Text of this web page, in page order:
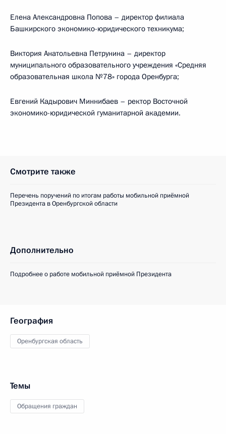
Елена Александровна Попова – директор филиала
Башкирского экономико-юридического техникума;
Виктория Анатольевна Петрунина – директор
муниципального образовательного учреждения «Средняя
образовательная школа №78» города Оренбурга;
Евгений Кадырович Миннибаев – ректор Восточной
экономико-юридической гуманитарной академии.
Смотрите также
Перечень поручений по итогам работы мобильной приёмной
Президента в Оренбургской области
Дополнительно
Подробнее о работе мобильной приёмной Президента
География
Оренбургская область
Темы
Обращения граждан